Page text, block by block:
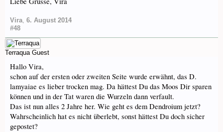
Vira, 6. August 2014
#48
Terraqua Guest
Hallo Vira,
schon auf der ersten oder zweiten Seite wurde erwähnt, das D.
lamyaiae es lieber trocken mag. Da hättest Du das Moos Dir sparen
können und in der Tat waren die Wurzeln dann verfault.
Das ist nun alles 2 Jahre her. Wie geht es dem Dendroium jetzt?
Wahrscheinlich hat es nicht überlebt, sonst hättest Du doch sicher
gepostet?